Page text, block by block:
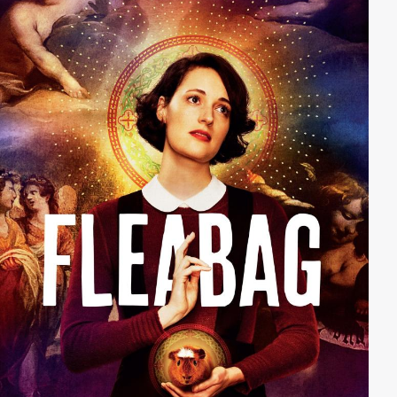
bekommt, dass sich ein deutscher Spion inmitten der
Bürgerwehr von Walmington-on-Sea befinden soll,
gerät die Mission der tollpatschigen Soldaten völlig
außer Kontrolle...